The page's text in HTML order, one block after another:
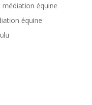
équine
équine